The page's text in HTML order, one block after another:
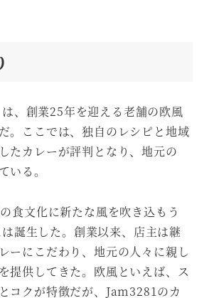
は、創業25年を迎える老舗の欧風
。ここでは、独自のレシピと地域
たカレーが評判となり、地元の
いる。
食文化に新たな風を吹き込もう
誕生した。創業以来、店主は継
ーにこだわり、地元の人々に親し
提供してきた。欧風といえば、ス
コクが特徴だが、Jam3281のカ